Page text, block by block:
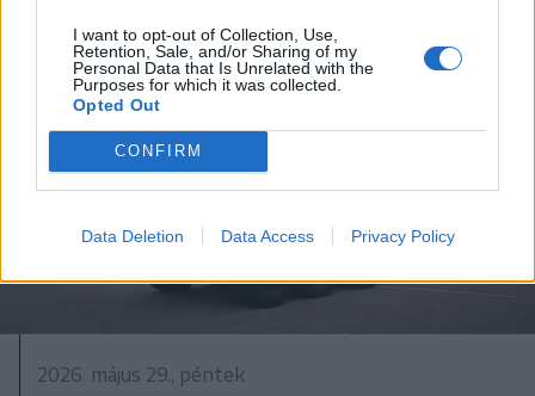
I want to opt-out of Collection, Use,
Retention, Sale, and/or Sharing of my
Personal Data that Is Unrelated with the
Purposes for which it was collected.
Opted Out
CONFIRM
Data Deletion Data Access Privacy Policy
2026. május 29., péntek